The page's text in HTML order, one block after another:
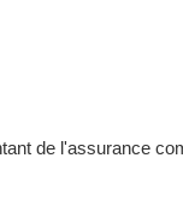
de l'assurance